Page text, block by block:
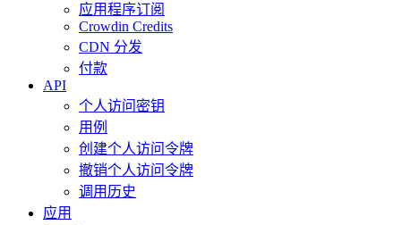
应用程序订阅
Crowdin Credits
CDN 分发
付款
API
个人访问密钥
用例
创建个人访问令牌
撤销个人访问令牌
调用历史
应用